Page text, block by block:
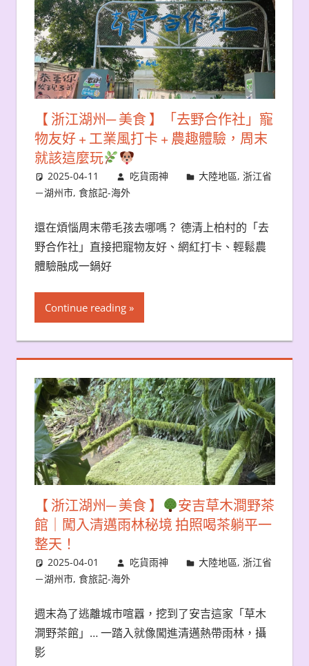
【 浙江湖州─ 美食 】「去野合作社」寵
物友好 + 工業風打卡 + 農趣體驗，周末
就該這麼玩
2025-04-11 吃貨雨神 大陸地區,浙江省
－湖州市, 食旅記-海外
還在煩惱周末帶毛孩去哪嗎？ 德清上柏村的「去
野合作社」直接把寵物友好、網紅打卡、輕鬆農
體驗融成一鍋好
Continue reading
【 浙江湖州─ 美食 】
安吉草木澗野茶
館｜闖入清邁雨林秘境 拍照喝茶躺平一
整天！
2025-04-01 吃貨雨神 大陸地區,浙江省
－湖州市, 食旅記-海外
週末為了逃離城市喧囂，挖到了安吉這家「草木
澗野茶館」… 一踏入就像闖進清邁熱帶雨林，攝
影